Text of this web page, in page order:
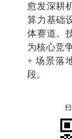
愈发深耕
算力基础
体赛道。
为核心竞
+ 场景落
段。